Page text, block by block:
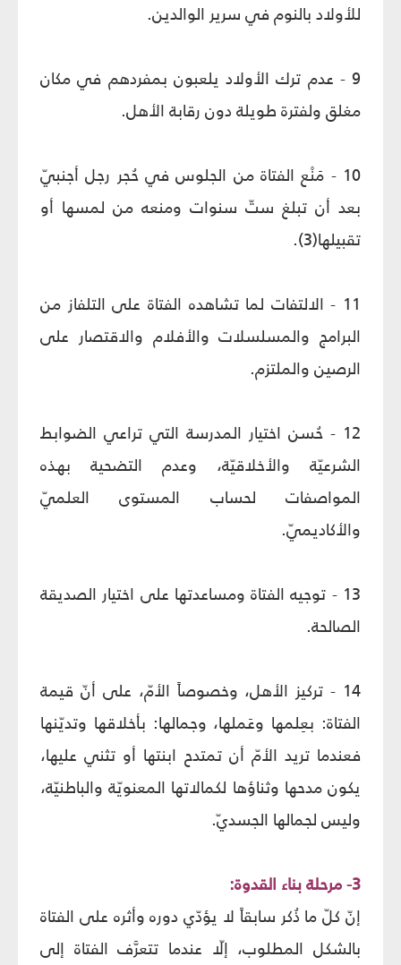
للأولاد بالنوم في سرير الوالدين.
9 - عدم ترك الأولاد يلعبون بمفردهم في مكان
مغلق ولفترة طويلة دون رقابة الأهل.
10 - مَنْع الفتاة من الجلوس في حُجر رجل أجنبيّ
بعد أن تبلغ ستّ سنوات ومنعه من لمسها أو
تقبيلها(3).
11 - الالتفات لما تشاهده الفتاة على التلفاز من
البرامج والمسلسلات والأفلام والاقتصار على
الرصين والملتزم.
12 - حُسن اختيار المدرسة التي تراعي الضوابط
الشرعيّة والأخلاقيّة، وعدم التضحية بهذه
المواصفات لحساب المستوى العلميّ
والأكاديميّ.
13 - توجيه الفتاة ومساعدتها على اختيار الصديقة
الصالحة.
14 - تركيز الأهل، وخصوصاً الأمّ، على أنّ قيمة
الفتاة: بعِلمها وعَملها، وجمالها: بأخلاقها وتديّنها
فعندما تريد الأمّ أن تمتدح ابنتها أو تثني عليها،
يكون مدحها وثناؤها لكمالاتها المعنويّة والباطنيّة،
وليس لجمالها الجسديّ.
3- مرحلة بناء القدوة:
إنّ كلّ ما ذُكر سابقاً لا يؤدّي دوره وأثره على الفتاة
بالشكل المطلوب، إلّا عندما تتعرَّف الفتاة إلى